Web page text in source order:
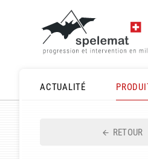
ACTUALITÉ
RETOUR